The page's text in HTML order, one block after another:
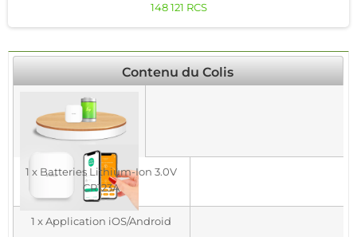
148 121 RCS
Contenu du Colis
1 x Batteries Lithium-Ion 3.0V
CR123A
1 x Application iOS/Android